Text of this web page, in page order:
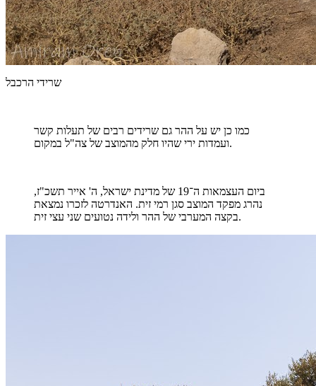
שרידי הרכבל
כמו כן יש על ההר גם שרידים רבים של תעלות קשר
ועמדות ירי שהיו חלק מהמוצב של צה"ל במקום.
ביום העצמאות ה־19 של מדינת ישראל, ה' אייר תשכ"ז,
נהרג מפקד המוצב סגן רמי זית. האנדרטה לזכרו נמצאת
בקצה המערבי של ההר ולידה נטועים שני עצי זית.